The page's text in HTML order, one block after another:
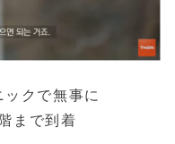
クで無事に
まで到着